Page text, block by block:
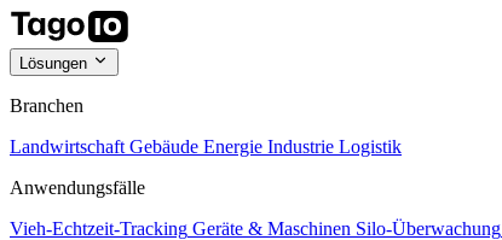
Lösungen
Branchen
Landwirtschaft Gebäude Energie Industrie Logistik
Anwendungsfälle
Vieh-Echtzeit-Tracking Geräte & Maschinen Silo-Überwachung